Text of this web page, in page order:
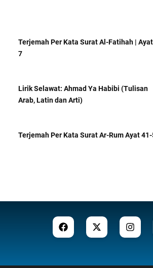
Terjemah Per Kata Surat Al-Fatihah |
7
Lirik Selawat: Ahmad Ya Habibi (Tulisan
Arab, Latin dan Arti)
Terjemah Per Kata Surat Ar-Rum Ayat